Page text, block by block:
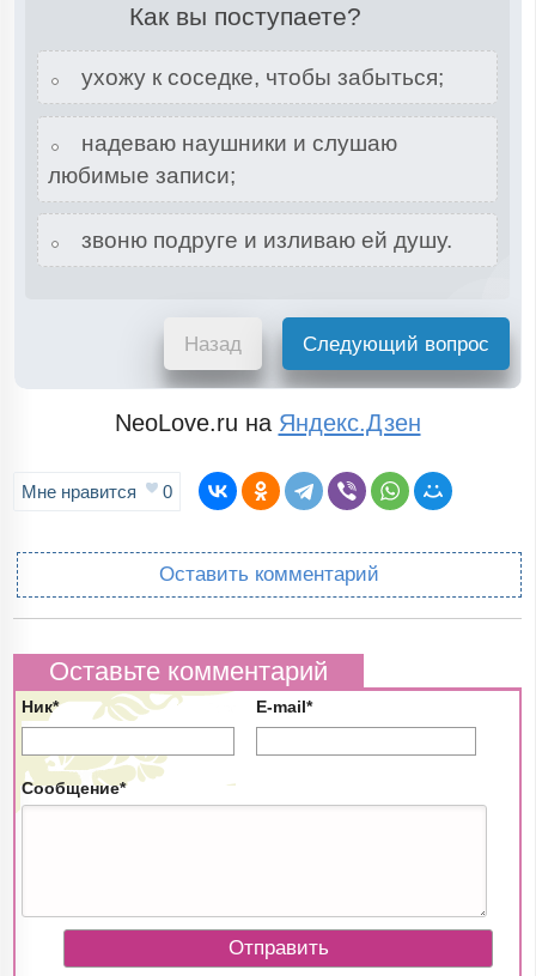
Как вы поступаете?
ухожу к соседке, чтобы забыться;
надеваю наушники и слушаю
любимые записи;
звоню подруге и изливаю ей душу.
Назад Следующий вопрос
NeoLove.ru на Яндекс.Дзен
Мне нравится 0
Оставить комментарий
Оставьте комментарий
Ник* E-mail*
Сообщение*